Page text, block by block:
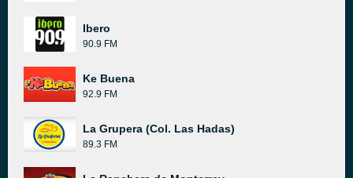
Ibero
90.9 FM
Ke Buena
92.9 FM
La Grupera (Col. Las Hadas)
89.3 FM